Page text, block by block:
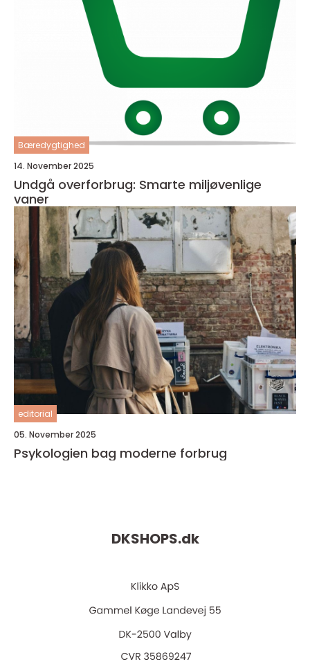
Bæredygtighed
14. November 2025
Undgå overforbrug: Smarte miljøvenlige
vaner
editorial
05. November 2025
Psykologien bag moderne forbrug
DKSHOPS.dk